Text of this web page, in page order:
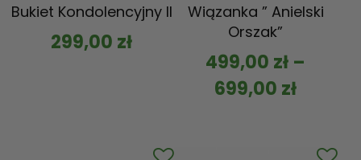
Bukiet Kondolencyjny II
299,00 zł
Wiązanka ” Anielski
Orszak”
499,00 zł –
699,00 zł